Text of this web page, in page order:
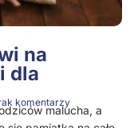
na
dla
komentarzy
malucha, a